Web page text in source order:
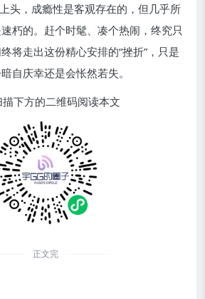
头，成瘾性是客观存在的，但几乎所
朽的。赶个时髦、凑个热闹，终究只
将走出这份精心安排的“挫折”，只是
自庆幸还是会怅然若失。
下方的二维码阅读本文
正文完